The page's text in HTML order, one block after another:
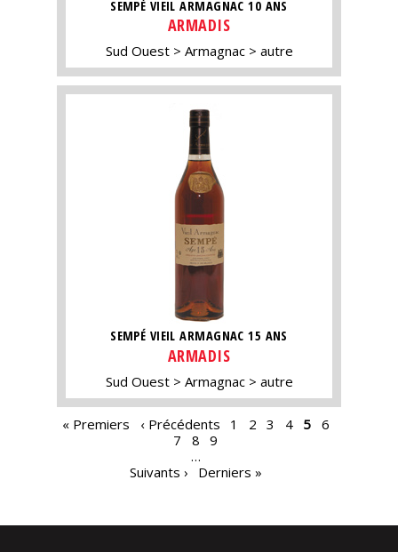
SEMPÉ VIEIL ARMAGNAC 10 ANS
ARMADIS
Sud Ouest Armagnac autre
SEMPÉ VIEIL ARMAGNAC 15 ANS
ARMADIS
Sud Ouest Armagnac autre
PAGES
« Premiers ‹ Précédents 1 2 3 4 5 6
7
8
9
…
Suivants ›
Derniers »